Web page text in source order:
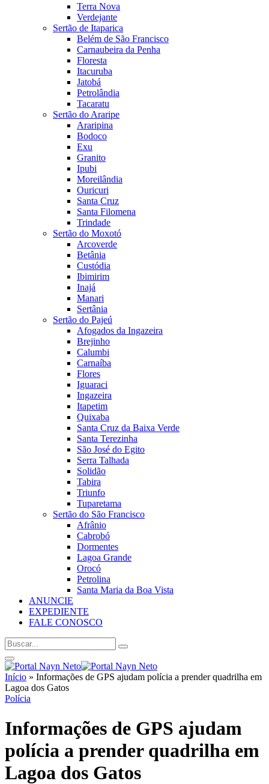
Terra Nova
Verdejante
Sertão de Itaparica
Belém de São Francisco
Carnaubeira da Penha
Floresta
Itacuruba
Jatobá
Petrolândia
Tacaratu
Sertão do Araripe
Araripina
Bodoco
Exu
Granito
Ipubi
Moreilândia
Ouricuri
Santa Cruz
Santa Filomena
Trindade
Sertão do Moxotó
Arcoverde
Betânia
Custódia
Ibimirim
Inajá
Manari
Sertânia
Sertão do Pajeú
Afogados da Ingazeira
Brejinho
Calumbi
Carnaíba
Flores
Iguaraci
Ingazeira
Itapetim
Quixaba
Santa Cruz da Baixa Verde
Santa Terezinha
São José do Egito
Serra Talhada
Solidão
Tabira
Triunfo
Tuparetama
Sertão do São Francisco
Afrânio
Cabrobó
Dormentes
Lagoa Grande
Orocó
Petrolina
Santa Maria da Boa Vista
ANUNCIE
EXPEDIENTE
FALE CONOSCO
Início » Informações de GPS ajudam polícia a prender quadrilha em
Lagoa dos Gatos
Polícia
Informações de GPS ajudam
polícia a prender quadrilha em
Lagoa dos Gatos